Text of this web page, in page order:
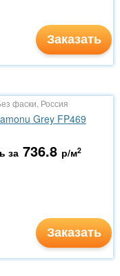
Заказать
фаски, Россия
Grey FP469
за 736.8 р/м2
Заказать